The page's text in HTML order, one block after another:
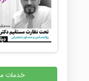
خدمات